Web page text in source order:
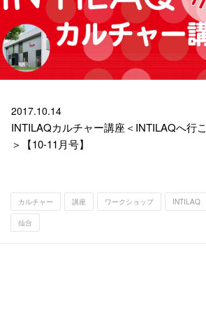
2017.10.14
INTILAQカルチャー講座＜INTILAQへ行
＞【10-11月号】
カルチャー 講座 ワークショップ INTILAQ
仙台